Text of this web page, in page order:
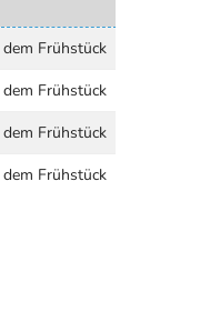
Frühstück
Frühstück
Frühstück
Frühstück